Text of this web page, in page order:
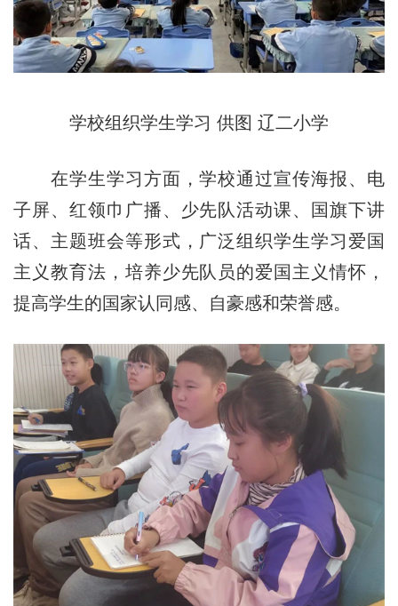
学校组织学生学习 供图 辽二小学
在学生学习方面，学校通过宣传海报、电
子屏、红领巾广播、少先队活动课、国旗下讲
话、主题班会等形式，广泛组织学生学习爱国
主义教育法，培养少先队员的爱国主义情怀，
提高学生的国家认同感、自豪感和荣誉感。